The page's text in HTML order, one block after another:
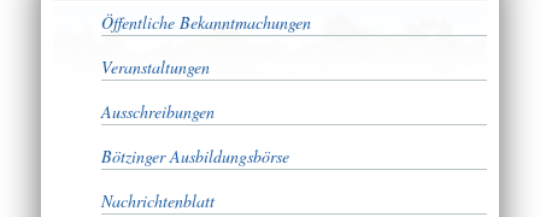
Öffentliche Bekanntmachungen
Veranstaltungen
Ausschreibungen
Bötzinger Ausbildungsbörse
Nachrichtenblatt